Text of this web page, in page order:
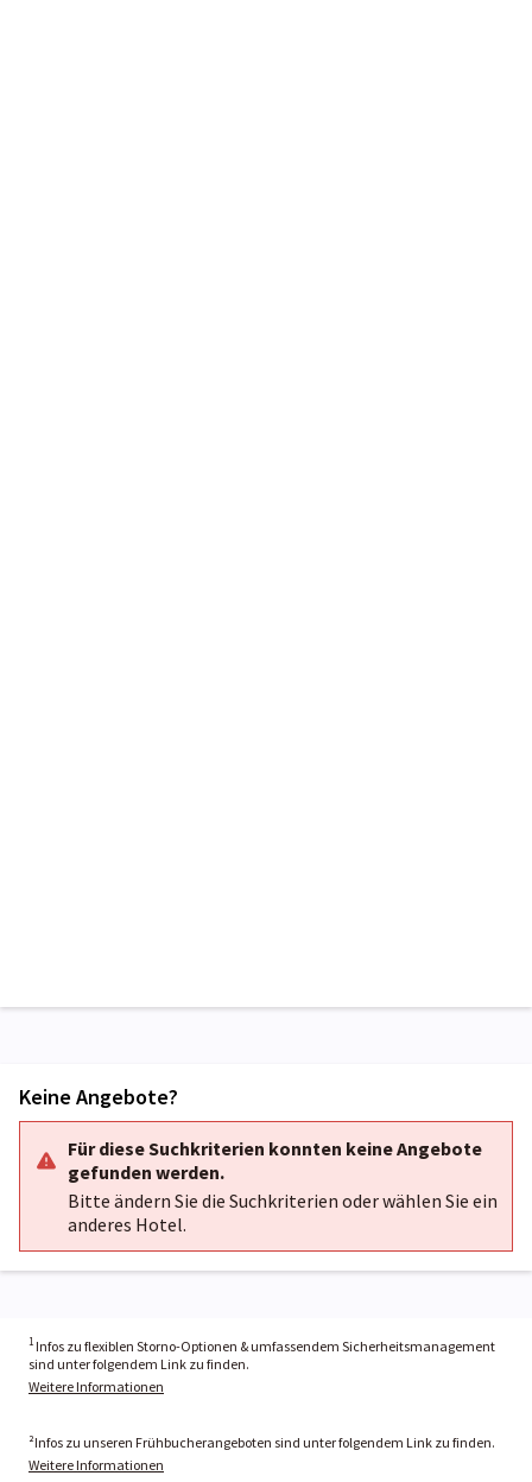
Keine Angebote?
Für diese Suchkriterien konnten keine Angebote
gefunden werden.
Bitte ändern Sie die Suchkriterien oder wählen Sie ein
anderes Hotel.
1 Infos zu flexiblen Storno-Optionen & umfassendem Sicherheitsmanagement
sind unter folgendem Link zu finden.
Weitere Informationen
²Infos zu unseren Frühbucherangeboten sind unter folgendem Link zu finden.
Weitere Informationen